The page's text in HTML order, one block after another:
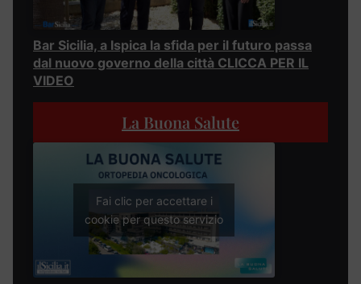
Bar Sicilia, a Ispica la sfida per il futuro passa
dal nuovo governo della città CLICCA PER IL
VIDEO
La Buona Salute
Fai clic per accettare i
cookie per questo servizio